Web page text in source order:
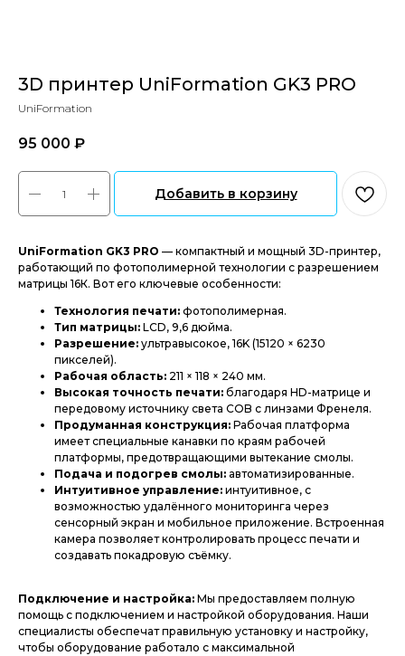
3D принтер UniFormation GK3 PRO
UniFormation
95 000 ₽‎
Добавить в корзину
UniFormation GK3 PRO — компактный и мощный 3D-принтер,
работающий по фотополимерной технологии с разрешением
матрицы 16К. Вот его ключевые особенности:
Технология печати: фотополимерная.
Тип матрицы: LCD, 9,6 дюйма.
Разрешение: ультравысокое, 16K (15120 × 6230
пикселей).
Рабочая область: 211 × 118 × 240 мм.
Высокая точность печати: благодаря HD-матрице и
передовому источнику света COB с линзами Френеля.
Продуманная конструкция: Рабочая платформа
имеет специальные канавки по краям рабочей
платформы, предотвращающими вытекание смолы.
Подача и подогрев смолы: автоматизированные.
Интуитивное управление: интуитивное, с
возможностью удалённого мониторинга через
сенсорный экран и мобильное приложение. Встроенная
камера позволяет контролировать процесс печати и
создавать покадровую съёмку.
Подключение и настройка: Мы предоставляем полную
помощь с подключением и настройкой оборудования. Наши
специалисты обеспечат правильную установку и настройку,
чтобы оборудование работало с максимальной